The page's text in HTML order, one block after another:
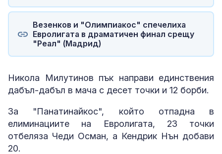
Везенков и "Олимпиакос" спечелиха
Евролигата в драматичен финал срещу
"Реал" (Мадрид)
Никола Милутинов пък направи единствения
дабъл-дабъл в мача с десет точки и 12 борби.
За "Панатинайкос", който отпадна в
елиминациите на Евролигата, 23 точки
отбеляза Чеди Осман, а Кендрик Нън добави
20.